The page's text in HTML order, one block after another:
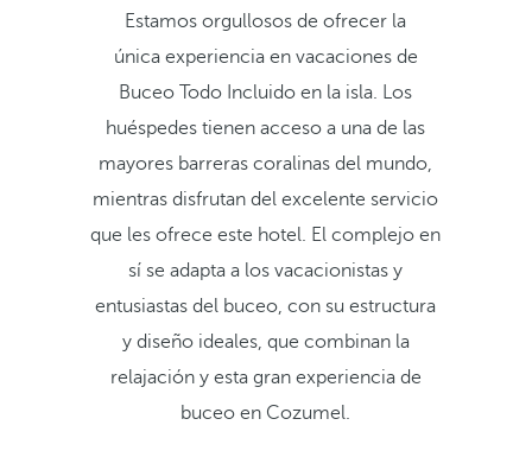
Estamos orgullosos de ofrecer la
única experiencia en vacaciones de
Buceo Todo Incluido en la isla. Los
huéspedes tienen acceso a una de las
mayores barreras coralinas del mundo,
mientras disfrutan del excelente servicio
que les ofrece este hotel. El complejo en
sí se adapta a los vacacionistas y
entusiastas del buceo, con su estructura
y diseño ideales, que combinan la
relajación y esta gran experiencia de
buceo en Cozumel.